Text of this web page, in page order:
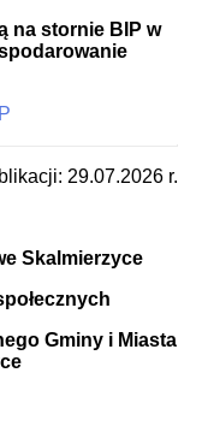
na stornie BIP w
29.07.2026 r.
Skalmierzyce
Gminy i Miasta